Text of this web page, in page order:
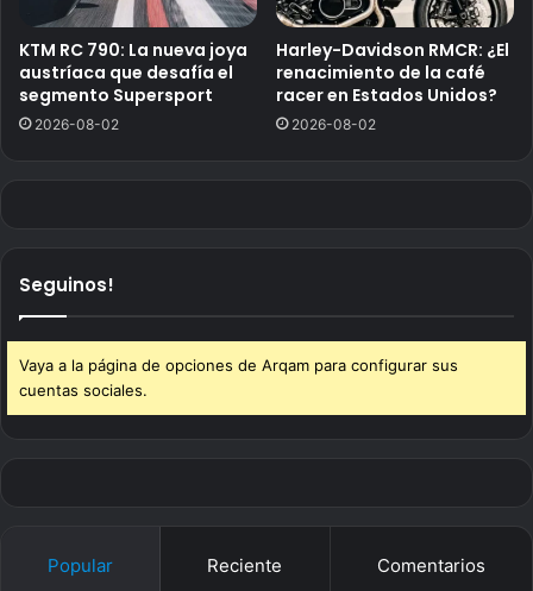
KTM RC 790: La nueva joya
austríaca que desafía el
segmento Supersport
2026-08-02
Harley-Davidson RMCR: ¿El
renacimiento de la café
racer en Estados Unidos?
2026-08-02
Seguinos!
Vaya a la página de opciones de Arqam para configurar sus
cuentas sociales.
Popular Reciente Comentarios